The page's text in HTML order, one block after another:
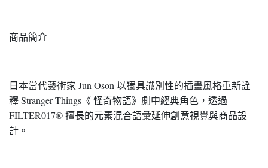
商品簡介
日本當代藝術家 Jun Oson 以獨具識別性的插畫風格重新詮
釋 Stranger Things《 怪奇物語》劇中經典角色，透過
FILTER017® 擅長的元素混合語彙延伸創意視覺與商品設
計。